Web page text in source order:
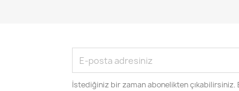
İstediğiniz bir zaman abonelikten çıkabilirsiniz.